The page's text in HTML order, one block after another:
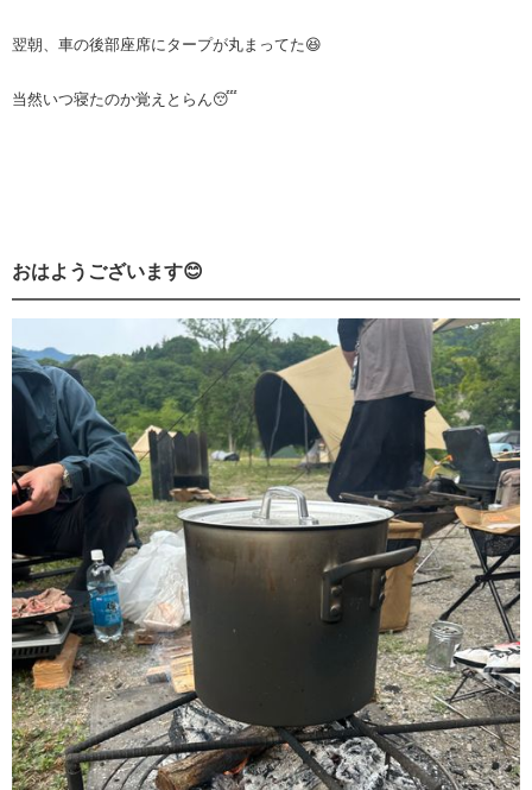
翌朝、車の後部座席にタープが丸まってた😆
当然いつ寝たのか覚えとらん😴
おはようございます😊